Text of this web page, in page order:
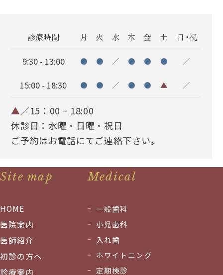
診療時間 月 火 水 木 金 土 日・祝
9:30 - 13:00 ● ● ／ ● ● ● ／
15:00 - 18:30 ● ● ／ ● ● ▲ ／
▲／15：00 − 18:00
休診日：水曜・日曜・祝日
ご予約はお電話にてご連絡下さい。
Site map
HOME
医院案内
医師紹介
初診の方へ
診療案内
Medical
一般歯科
小児歯科
入れ歯
ホワイトニング
定期検診